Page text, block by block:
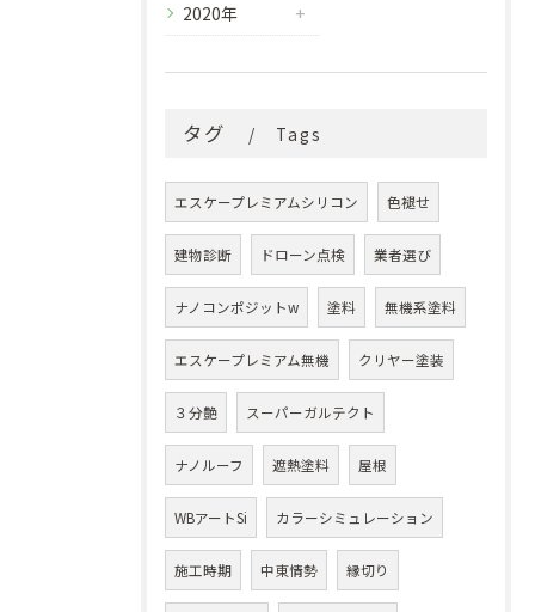
2020年
タグ Tags
エスケープレミアムシリコン 色褪せ
建物診断 ドローン点検 業者選び
ナノコンポジットw 塗料 無機系塗料
エスケープレミアム無機 クリヤー塗装
３分艶 スーパーガルテクト
ナノルーフ 遮熱塗料 屋根
WBアートSi カラーシミュレーション
施工時期 中東情勢 縁切り